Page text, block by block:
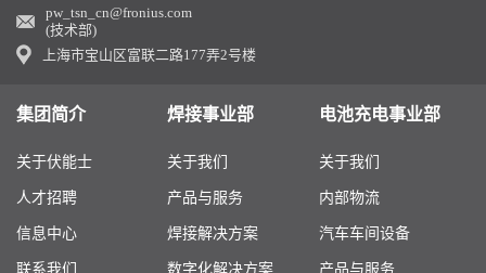
pw_tsn_cn@fronius.com
(技术部)
上海市宝山区富联二路177弄2号楼
集团简介
关于伏能士
人才招聘
信息中心
联系我们
焊接事业部
关于我们
产品与服务
焊接解决方案
数字化解决方案
电池充电事业部
关于我们
内部物流
汽车车间设备
产品与服务